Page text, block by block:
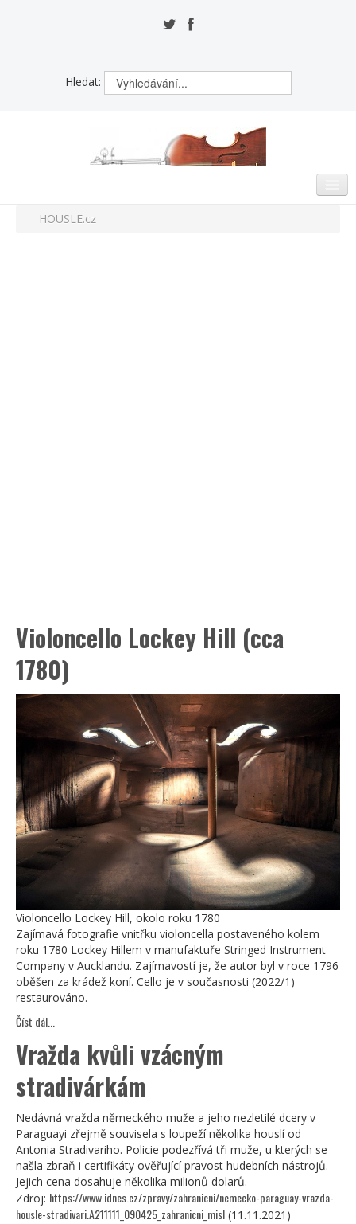
Hledat:
HOUSLE.cz
Violoncello Lockey Hill (cca
1780)
Violoncello Lockey Hill, okolo roku 1780
Zajímavá fotografie vnitřku violoncella postaveného kolem
roku 1780 Lockey Hillem v manufaktuře Stringed Instrument
Company v Aucklandu. Zajímavostí je, že autor byl v roce 1796
oběšen za krádež koní. Cello je v současnosti (2022/1)
restaurováno.
Číst dál...
Vražda kvůli vzácným
stradivárkám
Nedávná vražda německého muže a jeho nezletilé dcery v
Paraguayi zřejmě souvisela s loupeží několika houslí od
Antonia Stradivariho. Policie podezřívá tři muže, u kterých se
našla zbraň i certifikáty ověřující pravost hudebních nástrojů.
Jejich cena dosahuje několika milionů dolarů.
Zdroj: https://www.idnes.cz/zpravy/zahranicni/nemecko-paraguay-vrazda-
housle-stradivari.A211111_090425_zahranicni_misl (11.11.2021)